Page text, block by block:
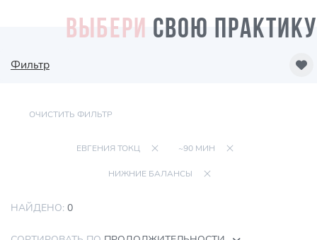
ВЫБЕРИ СВОЮ ПРАКТИКУ
Фильтр
ОЧИСТИТЬ ФИЛЬТР
ЕВГЕНИЯ ТОКЦ ~90 МИН
НИЖНИЕ БАЛАНСЫ
НАЙДЕНО: 0